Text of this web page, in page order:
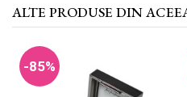
ALTE PRODUSE DIN
-85%